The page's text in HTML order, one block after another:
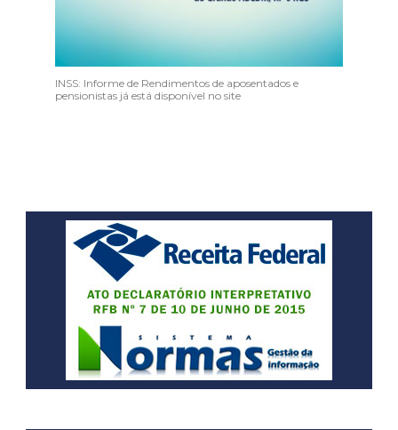
INSS: Informe de Rendimentos de aposentados e
pensionistas já está disponível no site